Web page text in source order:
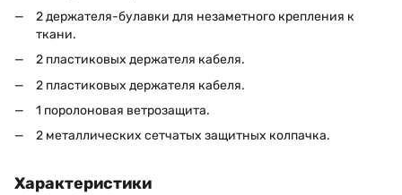
2 держателя-булавки для незаметного крепления к
ткани.
2 пластиковых держателя кабеля.
2 пластиковых держателя кабеля.
1 поролоновая ветрозащита.
2 металлических сетчатых защитных колпачка.
Характеристики